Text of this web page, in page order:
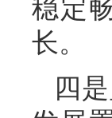
稳定
长。
四